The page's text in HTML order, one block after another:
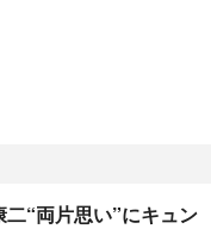
“両片思い”にキュン